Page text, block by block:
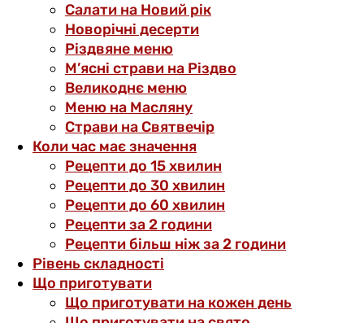
Салати на Новий рік
Новорічні десерти
Різдвяне меню
М’ясні страви на Різдво
Великоднє меню
Меню на Масляну
Страви на Святвечір
Коли час має значення
Рецепти до 15 хвилин
Рецепти до 30 хвилин
Рецепти до 60 хвилин
Рецепти за 2 години
Рецепти більш ніж за 2 години
Рівень складності
Що приготувати
Що приготувати на кожен день